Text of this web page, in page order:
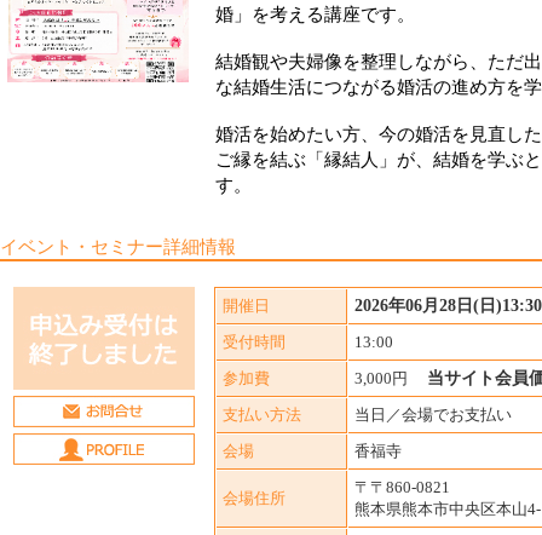
婚」を考える講座です。
結婚観や夫婦像を整理しながら、ただ
な結婚生活につながる婚活の進め方を
婚活を始めたい方、今の婚活を見直し
ご縁を結ぶ「縁結人」が、結婚を学ぶ
す。
イベント・セミナー詳細情報
開催日
2026年06月28日(日
受付時間
13:00
参加費
3,000円 当サイト会員
支払い方法
当日／会場でお支払い
会場
香福寺
会場住所
〒〒860-0821
熊本県熊本市中央区本山